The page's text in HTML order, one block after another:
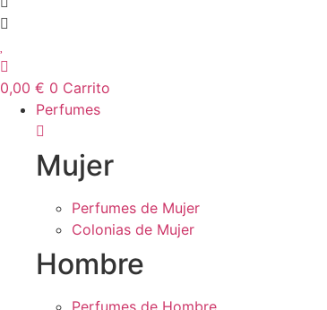
0,00 € 0 Carrito
Perfumes
Mujer
Perfumes de Mujer
Colonias de Mujer
Hombre
Perfumes de Hombre